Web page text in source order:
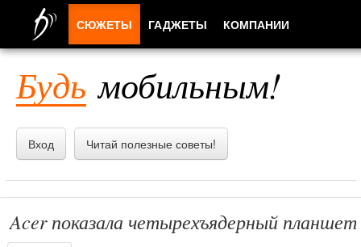
Будь мобильным!
Вход Читай полезные советы!
Acer показала четырехъядерный
СЮЖЕТЫ ГАДЖЕТЫ КОМПАНИИ
ПРИЛОЖЕНИЯ